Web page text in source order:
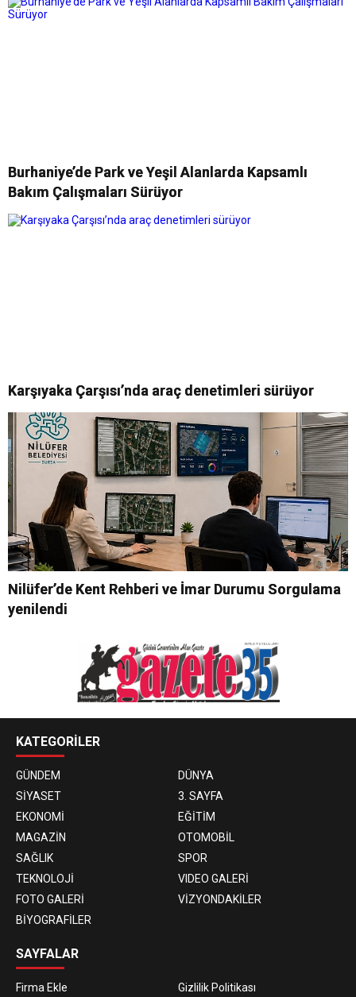
Burhaniye’de Park ve Yeşil Alanlarda Kapsamlı
Bakım Çalışmaları Sürüyor
Karşıyaka Çarşısı’nda araç denetimleri sürüyor
Nilüfer’de Kent Rehberi ve İmar Durumu Sorgulama
yenilendi
KATEGORİLER
GÜNDEM
DÜNYA
SİYASET
3. SAYFA
EKONOMİ
EĞİTİM
MAGAZİN
OTOMOBİL
SAĞLIK
SPOR
TEKNOLOJİ
VIDEO GALERİ
FOTO GALERİ
VİZYONDAKİLER
BİYOGRAFİLER
SAYFALAR
Firma Ekle Gizlilik Politikası